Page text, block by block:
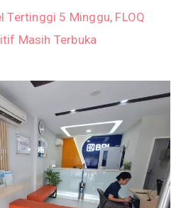
Tertinggi 5 Minggu, FLOQ
Masih Terbuka